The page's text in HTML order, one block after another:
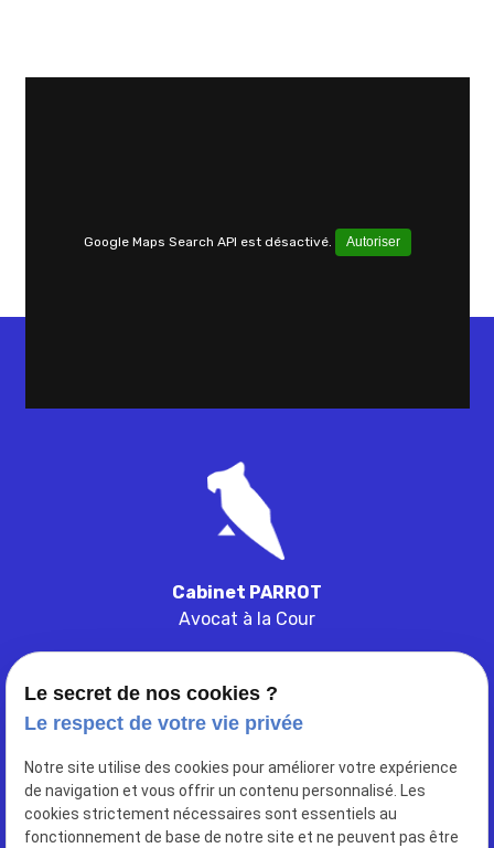
Google Maps Search API est désactivé. Autoriser
Cabinet PARROT
Avocat à la Cour
place
103 ter rue de belleville
33000BORDEAUX
Le secret de nos cookies ?
Le respect de votre vie privée
Notre site utilise des cookies pour améliorer votre expérience
de navigation et vous offrir un contenu personnalisé. Les
cookies strictement nécessaires sont essentiels au
fonctionnement de base de notre site et ne peuvent pas être